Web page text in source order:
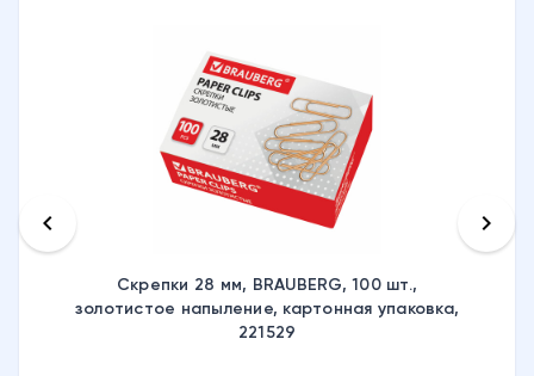
Скрепки 28 мм, BRAUBERG, 100 шт.,
золотистое напыление, картонная упаковка,
221529
keyboard_arrow_left keyboard_arrow_right